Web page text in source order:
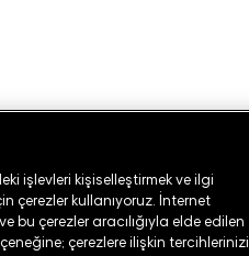
işlevleri kişiselleştirmek ve ilgi
çerezler kullanıyoruz. İnternet
bu çerezler aracılığıyla elde edilen
çerezlere ilişkin tercihlerinizi